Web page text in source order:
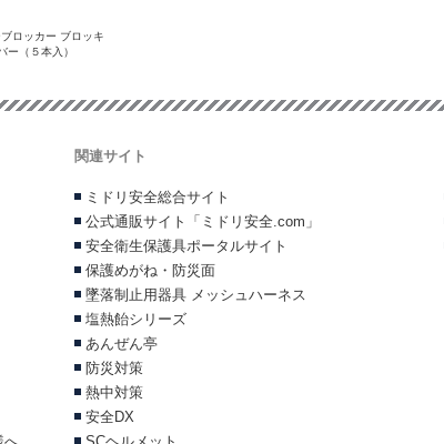
ロッカー ブロッキ
ー（５本入）
関連サイト
ミドリ安全総合サイト
公式通販サイト「ミドリ安全.com」
安全衛生保護具ポータルサイト
保護めがね・防災面
墜落制止用器具 メッシュハーネス
塩熱飴シリーズ
あんぜん亭
防災対策
熱中対策
安全DX